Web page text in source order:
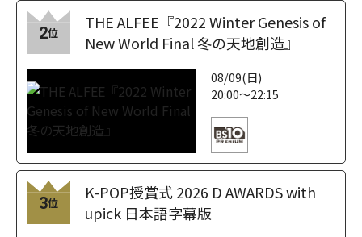
2位
THE ALFEE『2022 Winter Genesis of
New World Final 冬の天地創造』
08/09(日)
20:00～22:15
3位
K-POP授賞式 2026 D AWARDS with
upick 日本語字幕版